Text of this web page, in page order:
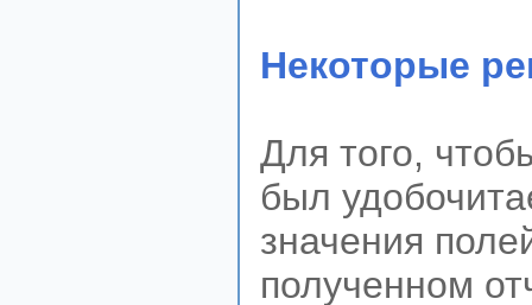
Некоторые
Для того,
был
значения
полученном